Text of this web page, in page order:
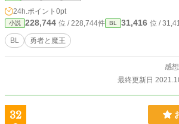
24h.ポイント 0pt
小説 228,744 位 / 228,744件 BL 31,416 位 /
BL 勇者と魔王
感
最終更新日
32